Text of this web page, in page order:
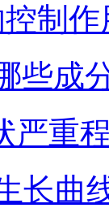
制作
些成
严重
长曲